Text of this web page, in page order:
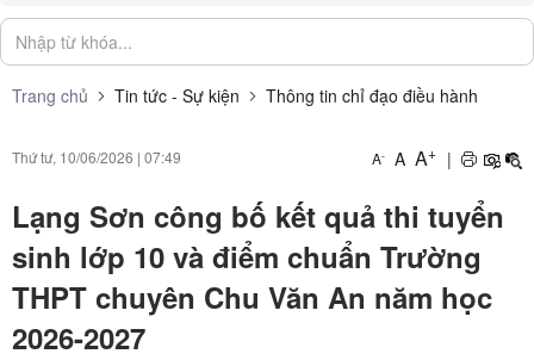
Trang chủ Tin tức - Sự kiện Thông tin chỉ đạo điều hành
Thứ tư, 10/06/2026 | 07:49 A- A A+ |
Lạng Sơn công bố kết quả thi tuyển
sinh lớp 10 và điểm chuẩn Trường
THPT chuyên Chu Văn An năm học
2026-2027